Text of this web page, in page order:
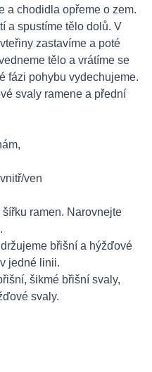
a chodidla opřeme o zem.
a spustíme tělo dolů. V
zastavíme a poté
tělo a vrátíme se
fázi pohybu vydechujeme.
svaly ramene a přední
ven
ramen. Narovnejte
břišní a hýžďové
jedné linii.
šikmé břišní svaly,
svaly.